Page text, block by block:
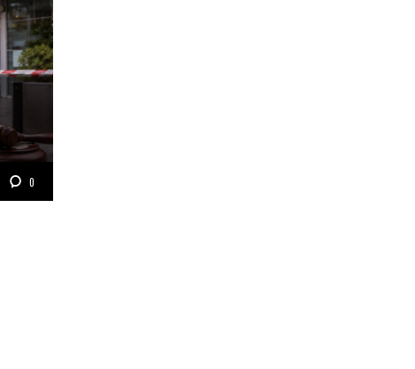
0